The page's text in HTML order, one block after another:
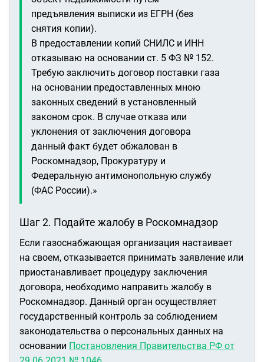
предъявления выписки из ЕГРН (без
снятия копии).
В предоставлении копий СНИЛС и ИНН
отказываю на основании ст. 5 ФЗ № 152.
Требую заключить договор поставки газа
на основании предоставленных мною
законных сведений в установленный
законом срок. В случае отказа или
уклонения от заключения договора
данный факт будет обжалован в
Роскомнадзор, Прокуратуру и
Федеральную антимонопольную службу
(ФАС России).»
Шаг 2. Подайте жалобу в Роскомнадзор
Если газоснабжающая организация настаивает
на своем, отказывается принимать заявление или
приостанавливает процедуру заключения
договора, необходимо направить жалобу в
Роскомнадзор. Данный орган осуществляет
государственный контроль за соблюдением
законодательства о персональных данных на
основании Постановления Правительства РФ от